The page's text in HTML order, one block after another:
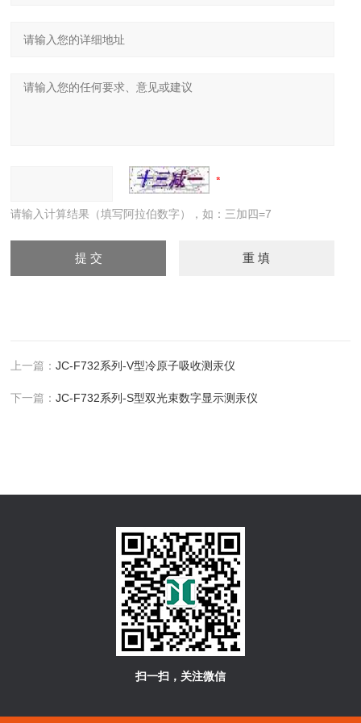
请输入计算结果（填写阿拉伯数字），如：三加四=7
上一篇：JC-F732系列-V型冷原子吸收测汞仪
下一篇：JC-F732系列-S型双光束数字显示测汞仪
扫一扫，关注微信